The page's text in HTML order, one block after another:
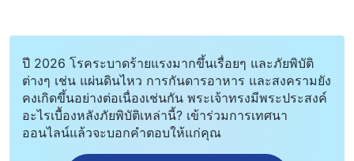
ปี 2026 โรคระบาดร้ายแรงมากขึ้นเรื่อยๆ และภัยพิบัติ
ต่างๆ เช่น แผ่นดินไหว การกันดารอาหาร และสงครามยัง
คงเกิดขึ้นอย่างต่อเนื่องเช่นกัน พระเจ้าทรงมีพระประสงค์
อะไรเบื้องหลังภัยพิบัติเหล่านี้? เข้าร่วมการเทศนา
ออนไลน์แล้วจะบอกคำตอบให้แก่คุณ